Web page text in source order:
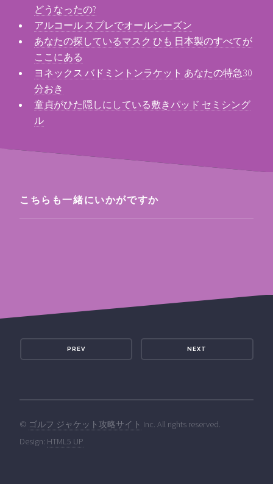
どうなったの?
アルコール スプレでオールシーズン
あなたの探しているマスク ひも 日本製のすべてが
ここにある
ヨネックス バドミントンラケット あなたの特急30
分おき
童貞がひた隠しにしている敷きパッド セミシング
ル
こちらも一緒にいかがですか
PREV NEXT
© ゴルフ ジャケット攻略サイト Inc. All rights reserved.
Design: HTML5 UP